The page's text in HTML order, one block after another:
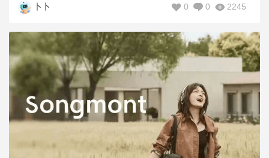
卜卜 2245
0
0